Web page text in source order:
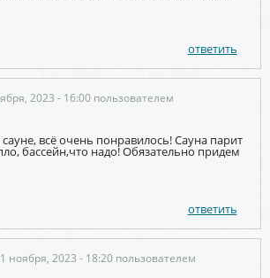
ответить
2023 - 16:00 пользователем
всё очень понравилось! Сауна парит
бассейн,что надо! Обязательно придем
ответить
ноября, 2023 - 18:20 пользователем